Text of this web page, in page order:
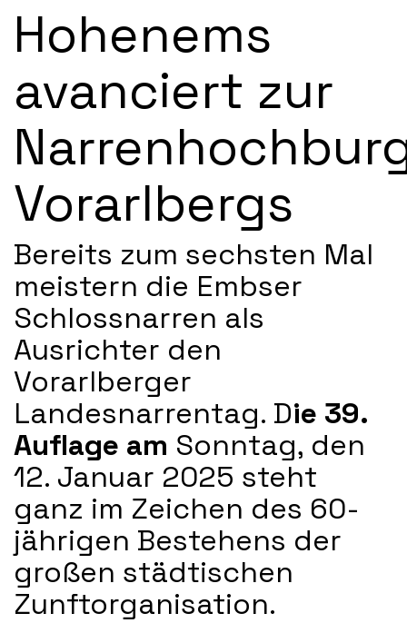
Hohenems
avanciert zur
Vorarlbergs
Bereits zum sechsten Mal
meistern die Embser
Schlossnarren als
Ausrichter den
Vorarlberger
Landesnarrentag. Die 39.
Auflage am Sonntag, den
12. Januar 2025 steht
ganz im Zeichen des 60-
jährigen Bestehens der
großen städtischen
Zunftorganisation.